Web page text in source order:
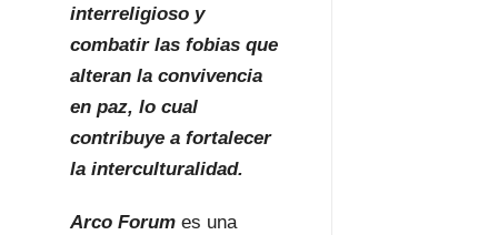
interreligioso y
combatir las fobias que
alteran la convivencia
en paz, lo cual
contribuye a fortalecer
la interculturalidad.
Arco Forumes una